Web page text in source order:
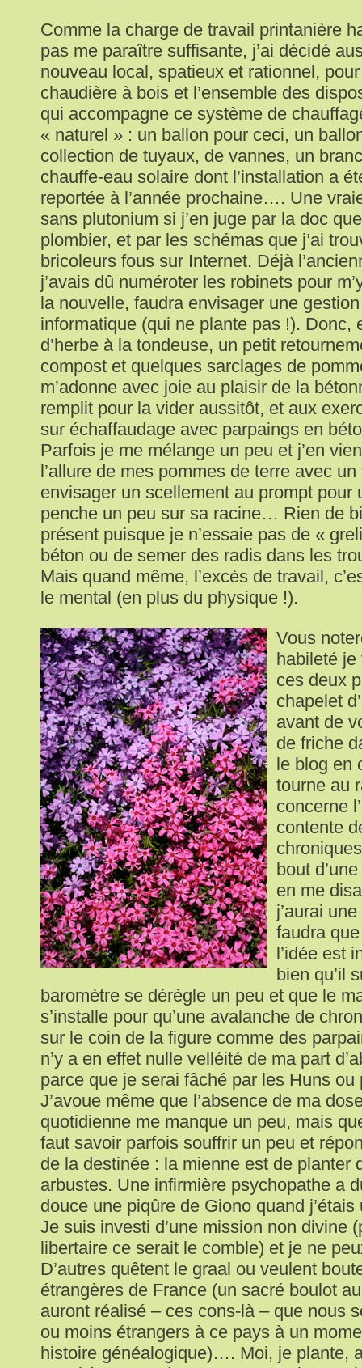
Comme la charge de travail printanière
pas me paraître suffisante, j’ai décidé
nouveau local, spatieux et rationnel,
chaudière à bois et l’ensemble des
qui accompagne ce système de
« naturel » : un ballon pour ceci, un
collection de tuyaux, de vannes, un
chauffe-eau solaire dont l’installation a
reportée à l’année prochaine…. Une
sans plutonium si j’en juge par la doc
plombier, et par les schémas que j’ai
bricoleurs fous sur Internet. Déjà
j’avais dû numéroter les robinets pour
la nouvelle, faudra envisager une
informatique (qui ne plante pas !). Donc,
d’herbe à la tondeuse, un petit
compost et quelques sarclages de
m’adonne avec joie au plaisir de la
remplit pour la vider aussitôt, et aux
sur échaffaudage avec parpaings en
Parfois je me mélange un peu et j’en
l’allure de mes pommes de terre avec
envisager un scellement au prompt pour
penche un peu sur sa racine… Rien de
présent puisque je n’essaie pas de «
béton ou de semer des radis dans les
Mais quand même, l’excès de travail,
le mental (en plus du physique !).
Vous
habileté je
ces deux
chapelet
avant de
de friche
le blog en
tourne au
concerne
contente
bout
en me
j’aurai
faudra
l’idée est
bien qu’il
baromètre se dérègle un peu et que le
s’installe pour qu’une avalanche de
sur le coin de la figure comme des
n’y a en effet nulle velléité de ma part
parce que je serai fâché par les Huns ou
J’avoue même que l’absence de ma
quotidienne me manque un peu, mais
faut savoir parfois souffrir un peu et
de la destinée : la mienne est de planter
arbustes. Une infirmière psychopathe a
douce une piqûre de Giono quand
Je suis investi d’une mission non divine
libertaire ce serait le comble) et je ne
D’autres quêtent le graal ou veulent
étrangères de France (un sacré boulot
auront réalisé – ces cons-là – que nous
ou moins étrangers à ce pays à un
histoire généalogique)…. Moi, je plante,